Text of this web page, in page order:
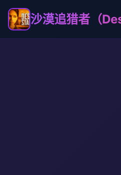
沙漠追猎者（